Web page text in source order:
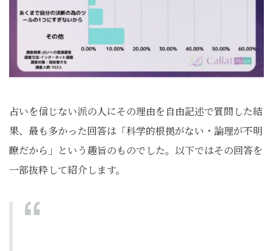
占いを信じない派の人にその理由を自由記述で質問した結
果、最も多かった回答は「科学的根拠がない・論理が不明
瞭だから」という趣旨のものでした。以下ではその回答を
一部抜粋して紹介します。